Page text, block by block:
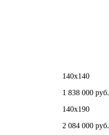
140х140
1 838 000 руб.
140х190
2 084 000 руб.